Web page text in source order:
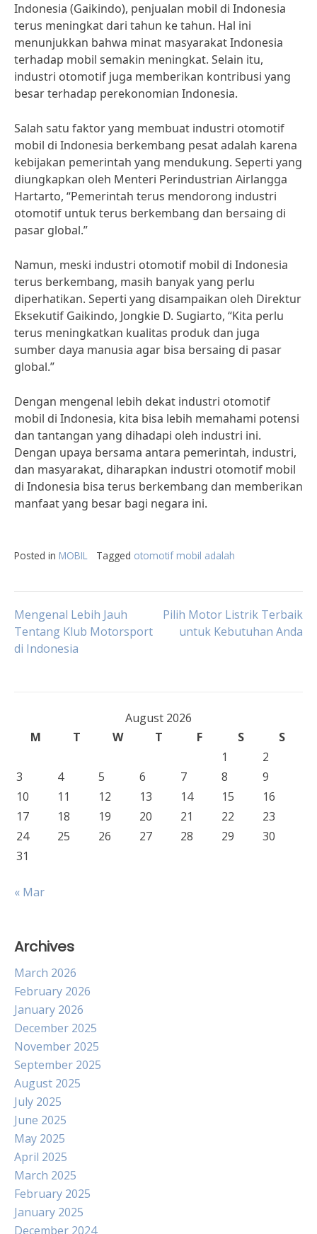
Indonesia (Gaikindo), penjualan mobil di Indonesia
terus meningkat dari tahun ke tahun. Hal ini
menunjukkan bahwa minat masyarakat Indonesia
terhadap mobil semakin meningkat. Selain itu,
industri otomotif juga memberikan kontribusi yang
besar terhadap perekonomian Indonesia.
Salah satu faktor yang membuat industri otomotif
mobil di Indonesia berkembang pesat adalah karena
kebijakan pemerintah yang mendukung. Seperti yang
diungkapkan oleh Menteri Perindustrian Airlangga
Hartarto, “Pemerintah terus mendorong industri
otomotif untuk terus berkembang dan bersaing di
pasar global.”
Namun, meski industri otomotif mobil di Indonesia
terus berkembang, masih banyak yang perlu
diperhatikan. Seperti yang disampaikan oleh Direktur
Eksekutif Gaikindo, Jongkie D. Sugiarto, “Kita perlu
terus meningkatkan kualitas produk dan juga
sumber daya manusia agar bisa bersaing di pasar
global.”
Dengan mengenal lebih dekat industri otomotif
mobil di Indonesia, kita bisa lebih memahami potensi
dan tantangan yang dihadapi oleh industri ini.
Dengan upaya bersama antara pemerintah, industri,
dan masyarakat, diharapkan industri otomotif mobil
di Indonesia bisa terus berkembang dan memberikan
manfaat yang besar bagi negara ini.
Posted in MOBIL Tagged otomotif mobil adalah
Post
navigation
Mengenal Lebih Jauh
Tentang Klub Motorsport
di Indonesia
Pilih Motor Listrik Terbaik
untuk Kebutuhan Anda
August 2026
M
T W T F S
S
1
2
3
4 5 6 7 8
9
10
11 12 13 14 15
16
17
18 19 20 21 22
23
24
25 26 27 28 29
30
31
« Mar
Archives
March 2026
February 2026
January 2026
December 2025
November 2025
September 2025
August 2025
July 2025
June 2025
May 2025
April 2025
March 2025
February 2025
January 2025
December 2024